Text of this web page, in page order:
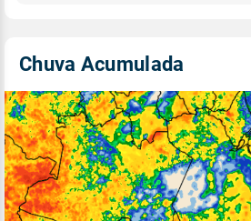
Chuva Acumulada